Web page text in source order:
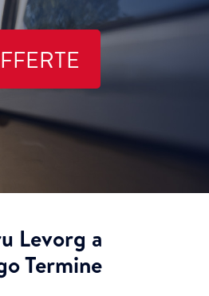
Levorg a
Termine